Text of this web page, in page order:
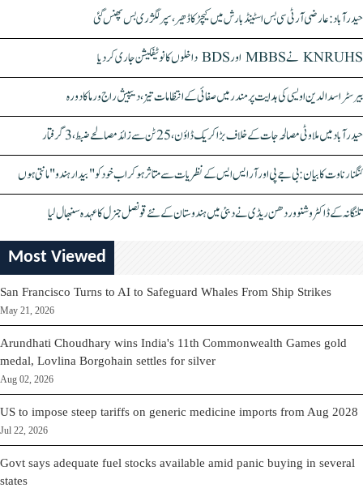
حیدرآباد: عارضی آر ٹی سی بس اسٹینڈ بارش میں کیچڑ کا ڈھیر، سپر لگژری بس پھنس گئی
KNRUHS نے MBBS اور BDS داخلوں کا نوٹیفکیشن جاری کر دیا
بیرسٹر اسدالدین اویسی کی ہدایت پر مندر میں صفائی کے انتظامات تیز، دیپیش راج ورما کا دورہ
حیدرآباد میں ملاوٹی مصالحہ جات کے خلاف بڑا کریک ڈاؤن، 25 ٹن سے زائد مصالحے ضبط، 3 گرفتار
کنگنا رناوت کا بیان: بی جے پی اور آر ایس ایس کے نظریات سے متاثر ہو کر اب خود کو "بیدار ہندو" مانتی ہوں
تلنگانہ کے ڈاکٹر وشنو وردھن ریڈی نے دبئی میں ہندوستان کے نئے قونصل جنرل کا عہدہ سنبھال لیا
Most Viewed
San Francisco Turns to AI to Safeguard Whales From Ship Strikes
May 21, 2026
Arundhati Choudhary wins India's 11th Commonwealth Games gold
medal, Lovlina Borgohain settles for silver
Aug 02, 2026
US to impose steep tariffs on generic medicine imports from Aug 2028
Jul 22, 2026
Govt says adequate fuel stocks available amid panic buying in several
states